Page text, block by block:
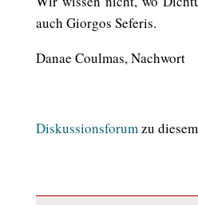
auch Giorgos Seferis.
Danae Coulmas, Nachwort
Diskussionsforumzu